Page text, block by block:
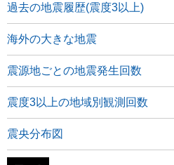
過去の地震履歴(震度3以上)
海外の大きな地震
震源地ごとの地震発生回数
震度3以上の地域別観測回数
震央分布図